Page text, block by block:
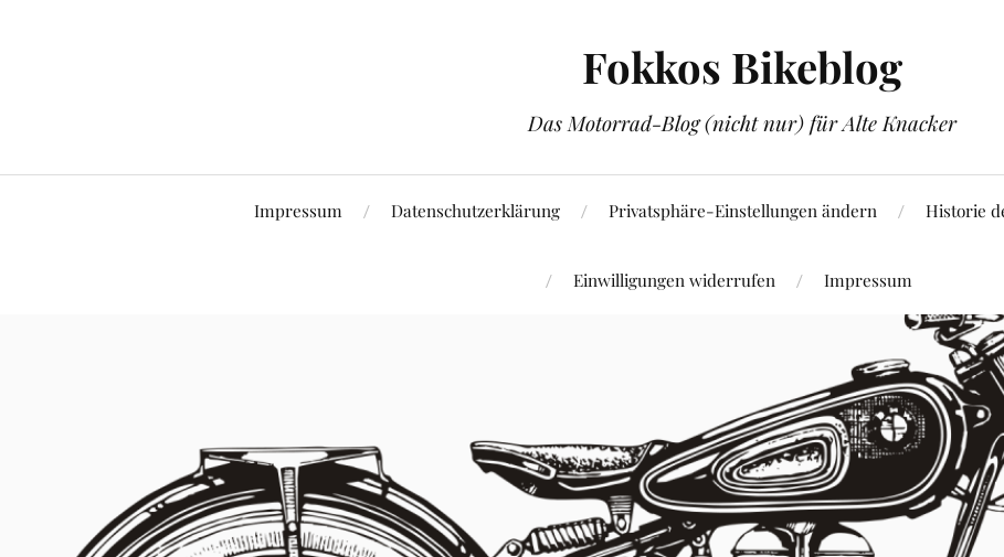
Fokkos Bikeblog
Das Motorrad-Blog (nicht nur) für Alte Knacker
Impressum Datenschutzerklärung Privatsphäre-Einstellungen ändern Historie
Einwilligungen widerrufen Impressum